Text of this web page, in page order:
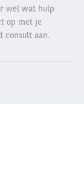
wel wat hulp
op met je
consult aan.